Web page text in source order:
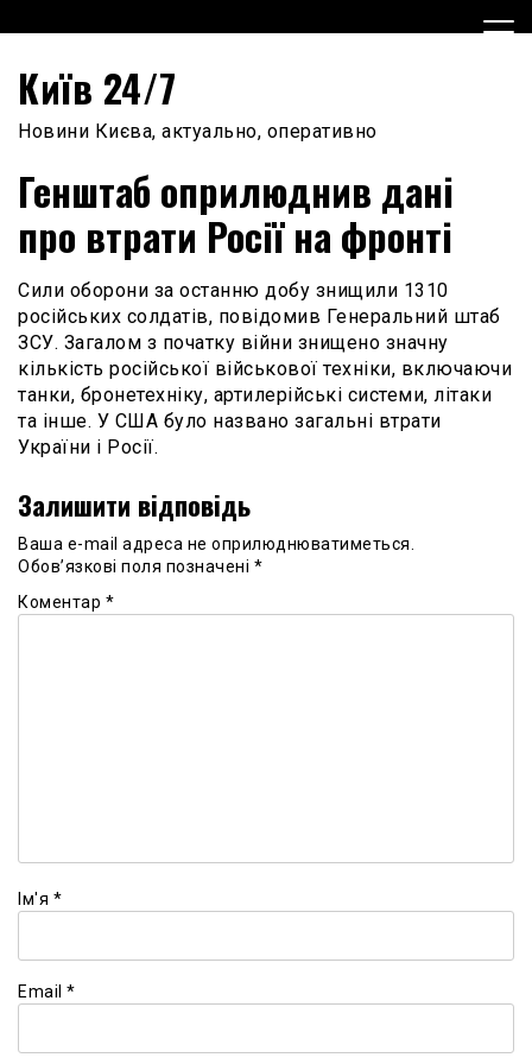
to
Київ 24/7
Новини Києва, актуально, оперативно
Генштаб оприлюднив дані
про втрати Росії на фронті
Сили оборони за останню добу знищили 1310
російських солдатів, повідомив Генеральний штаб
ЗСУ. Загалом з початку війни знищено значну
кількість російської військової техніки, включаючи
танки, бронетехніку, артилерійські системи, літаки
та інше. У США було названо загальні втрати
України і Росії.
Залишити відповідь
Ваша e-mail адреса не оприлюднюватиметься.
Обов’язкові поля позначені *
Коментар *
Ім'я *
Email *